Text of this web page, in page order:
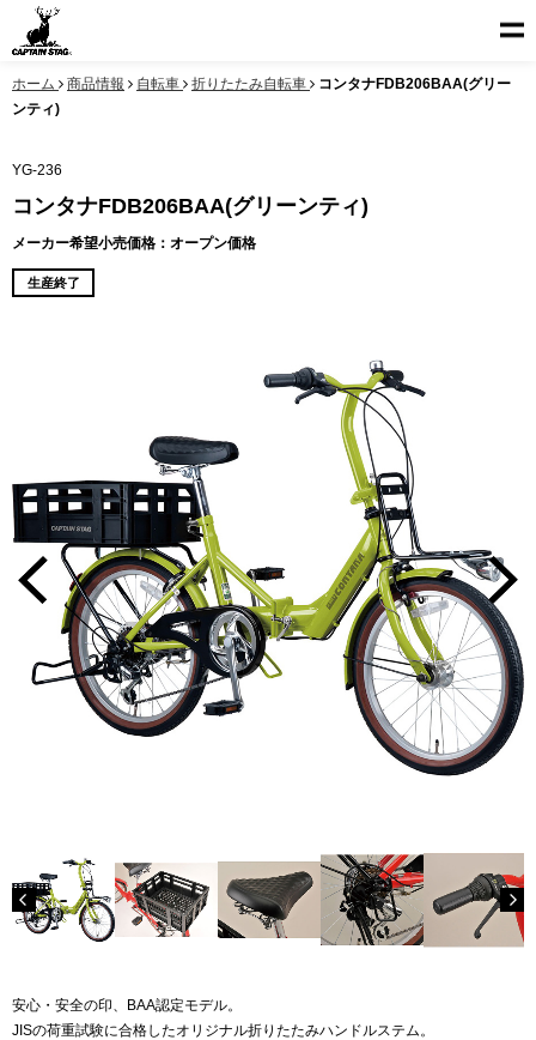
ホーム 商品情報 自転車 折りたたみ自転車
コンタナFDB206BAA(グリー
ンティ)
YG-236
コンタナFDB206BAA(グリーンティ)
メーカー希望小売価格：オープン価格
生産終了
安心・安全の印、BAA認定モデル。
JISの荷重試験に合格したオリジナル折りたたみハンドルステム。